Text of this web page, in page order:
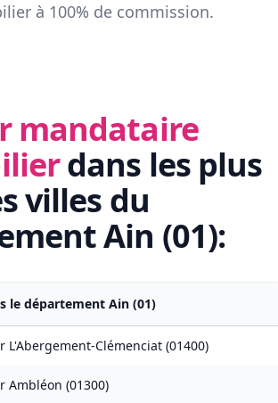
à 100% de commission.
mandataire
dans les plus
villes du
Ain (01):
le département Ain (01)
L'Abergement-Clémenciat (01400)
Ambléon (01300)